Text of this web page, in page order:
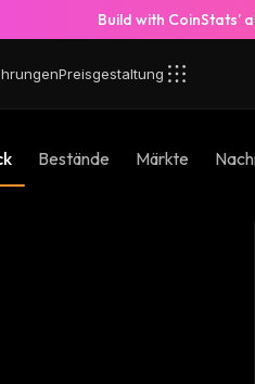
Build with CoinStats’
Preisgestaltung
Bestände Märkte